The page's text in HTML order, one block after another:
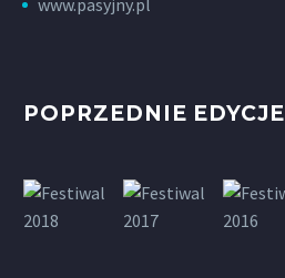
POPRZEDNIE EDYCJE